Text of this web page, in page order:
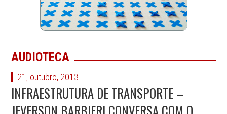
AUDIOTECA
21, outubro, 2013
INFRAESTRUTURA DE TRANSPORTE –